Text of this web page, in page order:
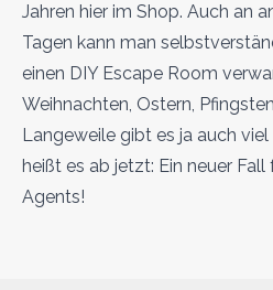
Jahren hier im Shop. Auch an
Tagen kann man
einen DIY Escape Room
Weihnachten, Ostern,
Langeweile gibt es ja auch viel
heißt es ab jetzt: Ein neuer
Agents!